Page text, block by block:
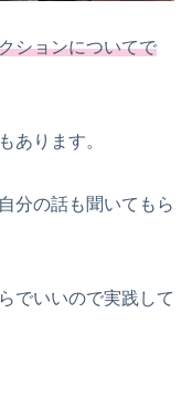
ションについてで
あります。
分の話も聞いてもら
でいいので実践して